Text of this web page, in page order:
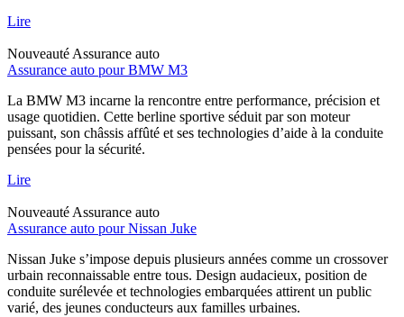
Lire
Nouveauté Assurance auto
Assurance auto pour BMW M3
La BMW M3 incarne la rencontre entre performance, précision et
usage quotidien. Cette berline sportive séduit par son moteur
puissant, son châssis affûté et ses technologies d’aide à la conduite
pensées pour la sécurité.
Lire
Nouveauté Assurance auto
Assurance auto pour Nissan Juke
Nissan Juke s’impose depuis plusieurs années comme un crossover
urbain reconnaissable entre tous. Design audacieux, position de
conduite surélevée et technologies embarquées attirent un public
varié, des jeunes conducteurs aux familles urbaines.